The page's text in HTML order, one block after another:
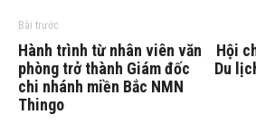
Bài trước
Hành trình từ nhân viên văn
phòng trở thành Giám đốc
chi nhánh miền Bắc NMN
Thingo
Hội
Du